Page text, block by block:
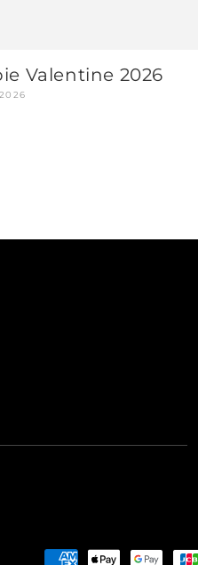
Valentine 2026